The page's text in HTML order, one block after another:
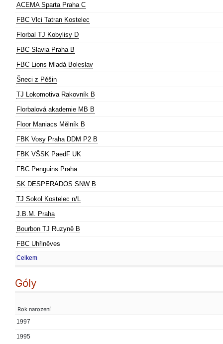
ACEMA Sparta Praha C
FBC Vlci Tatran Kostelec
Florbal TJ Kobylisy D
FBC Slavia Praha B
FBC Lions Mladá Boleslav
Šneci z Pěšin
TJ Lokomotiva Rakovník B
Florbalová akademie MB B
Floor Maniacs Mělník B
FBK Vosy Praha DDM P2 B
FBK VŠSK PaedF UK
FBC Penguins Praha
SK DESPERADOS SNW B
TJ Sokol Kostelec n/L
J.B.M. Praha
Bourbon TJ Ruzyně B
FBC Uhřiněves
Celkem
Góly
Rok narození
1997
1995